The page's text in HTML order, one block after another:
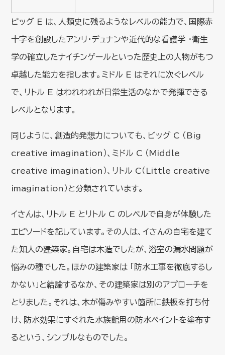
ビッグ E は、人類史に残るようなレベルの能力で、国際赤
十字を創設したアンリ・デュナンや近代的な看護学 ・衛生
学の確立したナイチンゲールといった歴史上の人物がもつ
卓越した能力を指します。ミドル E はそれに次ぐレベル
で、リトル E はわれわれが日常生活のなかで発揮できる
レベルとなります。
同じように、創造的発想力についても、ビッグ C （Big
creative imagination）、ミドル C （Middle
creative imagination）、リトル C（Little creative
imagination）と分類されています。
イさんは、リトル E とリトル C のレベルで自身が体験した
エピソードを記しています。その人は、イさんの自宅を建て
た知人の建築家。自宅は木造でしたが、浴室の漏水問題が
悩みの種でした。ほかの建築家は 「防水工事を徹底するし
かない」と結論するなか、その建築家は別のアプローチを
とりました。それは、木が傷みやすい箇所に鉄板を打ち付
け、防水効果にすぐれた水族館用の防水ペイントを塗布す
るという、シンプルなものでした。